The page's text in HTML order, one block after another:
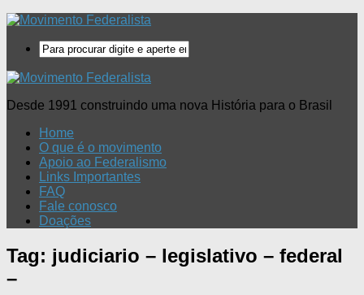
Desde 1991 construindo uma nova História para o Brasil
Home
O que é o movimento
Apoio ao Federalismo
Links Importantes
FAQ
Fale conosco
Doações
Tag: judiciario – legislativo – federal
–